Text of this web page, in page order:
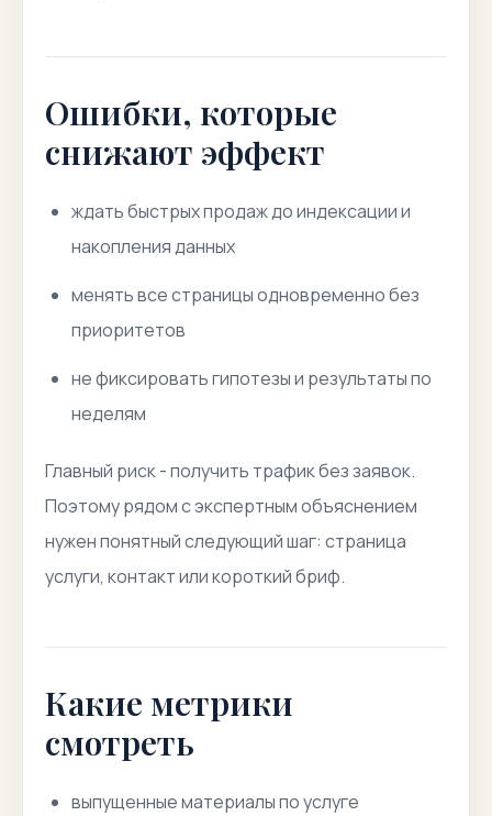
Ошибки, которые
снижают эффект
ждать быстрых продаж до индексации и
накопления данных
менять все страницы одновременно без
приоритетов
не фиксировать гипотезы и результаты по
неделям
Главный риск - получить трафик без заявок.
Поэтому рядом с экспертным объяснением
нужен понятный следующий шаг: страница
услуги, контакт или короткий бриф.
Какие метрики
смотреть
выпущенные материалы по услуге